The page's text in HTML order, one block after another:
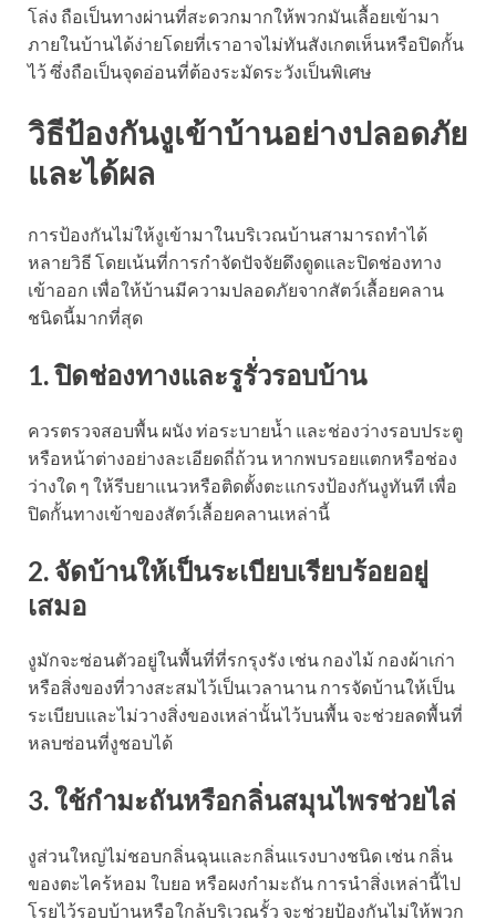
โล่ง ถือเป็นทางผ่านที่สะดวกมากให้พวกมันเลื้อยเข้ามา
ภายในบ้านได้ง่ายโดยที่เราอาจไม่ทันสังเกตเห็นหรือปิดกั้น
ไว้ ซึ่งถือเป็นจุดอ่อนที่ต้องระมัดระวังเป็นพิเศษ
วิธีป้องกันงูเข้าบ้านอย่างปลอดภัย
และได้ผล
การป้องกันไม่ให้งูเข้ามาในบริเวณบ้านสามารถทำได้
หลายวิธี โดยเน้นที่การกำจัดปัจจัยดึงดูดและปิดช่องทาง
เข้าออก เพื่อให้บ้านมีความปลอดภัยจากสัตว์เลื้อยคลาน
ชนิดนี้มากที่สุด
1. ปิดช่องทางและรูรั่วรอบบ้าน
ควรตรวจสอบพื้น ผนัง ท่อระบายน้ำ และช่องว่างรอบประตู
หรือหน้าต่างอย่างละเอียดถี่ถ้วน หากพบรอยแตกหรือช่อง
ว่างใด ๆ ให้รีบยาแนวหรือติดตั้งตะแกรงป้องกันงูทันที เพื่อ
ปิดกั้นทางเข้าของสัตว์เลื้อยคลานเหล่านี้
2. จัดบ้านให้เป็นระเบียบเรียบร้อยอยู่
เสมอ
งูมักจะซ่อนตัวอยู่ในพื้นที่ที่รกรุงรัง เช่น กองไม้ กองผ้าเก่า
หรือสิ่งของที่วางสะสมไว้เป็นเวลานาน การจัดบ้านให้เป็น
ระเบียบและไม่วางสิ่งของเหล่านั้นไว้บนพื้น จะช่วยลดพื้นที่
หลบซ่อนที่งูชอบได้
3. ใช้กำมะถันหรือกลิ่นสมุนไพรช่วยไล่
งูส่วนใหญ่ไม่ชอบกลิ่นฉุนและกลิ่นแรงบางชนิด เช่น กลิ่น
ของตะไคร้หอม ใบยอ หรือผงกำมะถัน การนำสิ่งเหล่านี้ไป
โรยไว้รอบบ้านหรือใกล้บริเวณรั้ว จะช่วยป้องกันไม่ให้พวก